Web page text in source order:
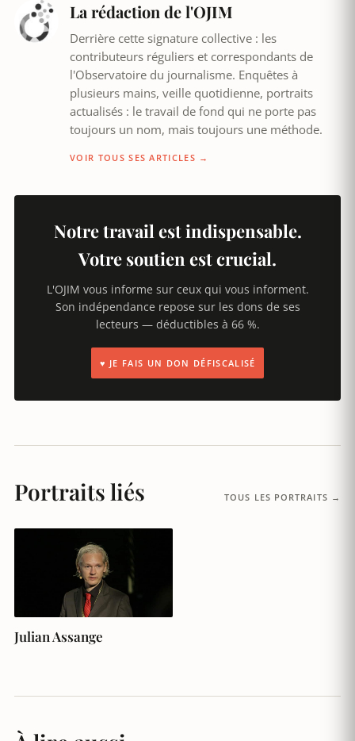
La rédaction de l'OJIM
Derrière cette signature collective : les
contributeurs réguliers et correspondants de
l'Observatoire du journalisme. Enquêtes à
plusieurs mains, veille quotidienne, portraits
actualisés : le travail de fond qui ne porte pas
toujours un nom, mais toujours une méthode.
VOIR TOUS SES ARTICLES →
Notre travail est indispensable.
Votre soutien est crucial.
L'OJIM vous informe sur ceux qui vous informent.
Son indépendance repose sur les dons de ses
lecteurs — déductibles à 66 %.
♥ JE FAIS UN DON DÉFISCALISÉ
Portraits liés TOUS LES PORTRAITS →
Julian Assange